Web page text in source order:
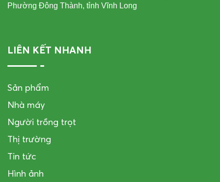
Phường Đông Thành, tỉnh Vĩnh Long
LIÊN KẾT NHANH
Sản phẩm
Nhà máy
Người trồng trọt
Thị trường
Tin tức
Hình ảnh